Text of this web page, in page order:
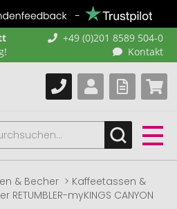
+49 (0)201 8589 504-0
Kontakt
& Becher
Kaffeetassen &
myKINGS CANYON